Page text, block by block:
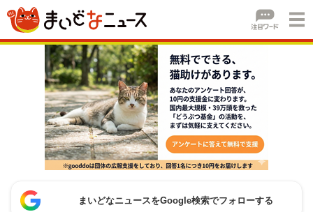
まいどなニュースをGoogle検索でフォローする